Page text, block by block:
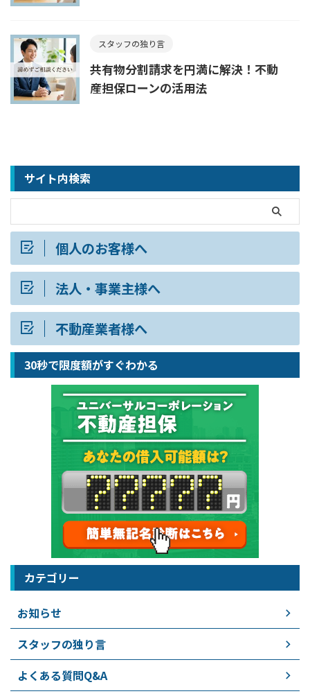
スタッフの独り言
共有物分割請求を円満に解決！不動
産担保ローンの活用法
サイト内検索
個人のお客様へ
法人・事業主様へ
不動産業者様へ
30秒で限度額がすぐわかる
カテゴリー
お知らせ
スタッフの独り言
よくある質問Q&A